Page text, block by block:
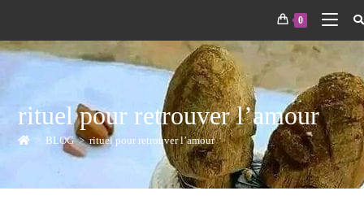
0
rituel pour retrouver l’amour
> BLOG > rituel pour retrouver l’amour